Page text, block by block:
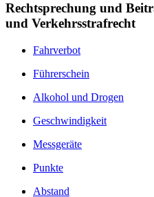
Rechtsprechung und
und Verkehrsstrafrecht
Fahrverbot
Führerschein
Alkohol und Drogen
Geschwindigkeit
Messgeräte
Punkte
Abstand